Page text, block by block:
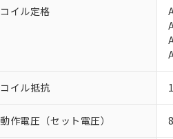
コイル定格
コイル抵抗
動作電圧（セット電圧）